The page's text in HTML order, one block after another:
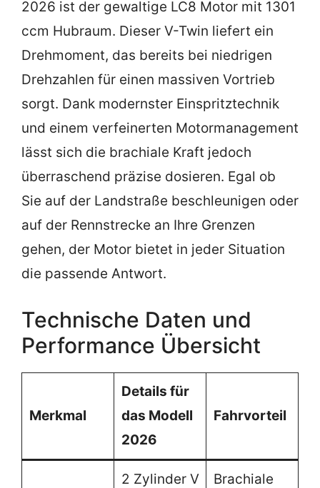
2026 ist der gewaltige LC8 Motor mit 1301
ccm Hubraum. Dieser V-Twin liefert ein
Drehmoment, das bereits bei niedrigen
Drehzahlen für einen massiven Vortrieb
sorgt. Dank modernster Einspritztechnik
und einem verfeinerten Motormanagement
lässt sich die brachiale Kraft jedoch
überraschend präzise dosieren. Egal ob
Sie auf der Landstraße beschleunigen oder
auf der Rennstrecke an Ihre Grenzen
gehen, der Motor bietet in jeder Situation
die passende Antwort.
Technische Daten und
Performance Übersicht
Merkmal
Details für
das Modell
2026
Fahrvorteil
2 Zylinder V
Brachiale